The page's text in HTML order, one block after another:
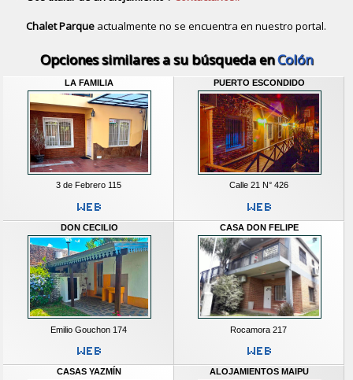
Chalet Parque actualmente no se encuentra en nuestro portal.
Opciones similares a su búsqueda enColón
LA FAMILIA
3 de Febrero 115
PUERTO ESCONDIDO
Calle 21 N° 426
DON CECILIO
Emilio Gouchon 174
CASA DON FELIPE
Rocamora 217
CASAS YAZMÍN ALOJAMIENTOS MAIPU